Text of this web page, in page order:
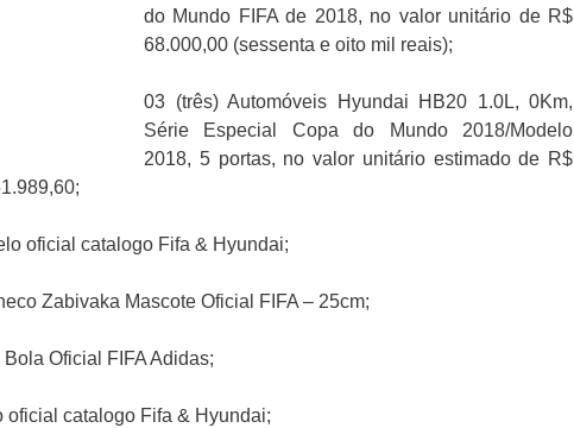
do Mundo FIFA de 2018, no valor unitário de R$
68.000,00 (sessenta e oito mil reais);
03 (três) Automóveis Hyundai HB20 1.0L, 0Km,
Série Especial Copa do Mundo 2018/Modelo
2018, 5 portas, no valor unitário estimado de R$
oficial catalogo Fifa & Hyundai;
Zabivaka Mascote Oficial FIFA – 25cm;
Oficial FIFA Adidas;
catalogo Fifa & Hyundai;